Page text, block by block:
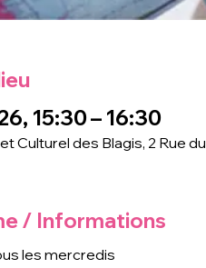
15:30 – 16:30
Culturel des Blagis, 2 Rue
/ Informations
les mercredis